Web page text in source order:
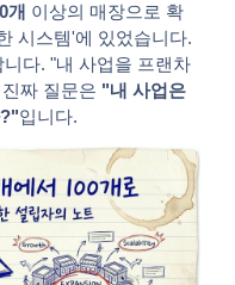
개 이상의 매장으로 확
시스템'에 있었습니다.
다. "내 사업을 프랜차
짜 질문은 "내 사업은
입니다.